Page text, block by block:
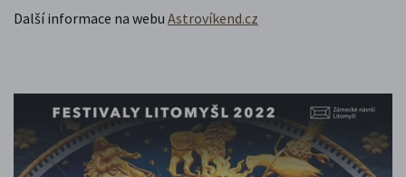
Další informace na webu Astrovíkend.cz